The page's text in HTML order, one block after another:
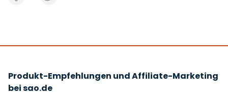
Produkt-Empfehlungen und Affiliate-Marketing
bei sao.de